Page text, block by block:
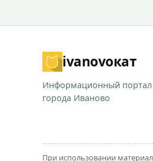
ivanovoкат
Информационный портал
города Иваново
При использовании